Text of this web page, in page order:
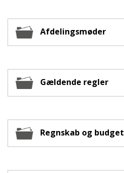
Afdelingsmøder
Gældende regler
Regnskab og budget